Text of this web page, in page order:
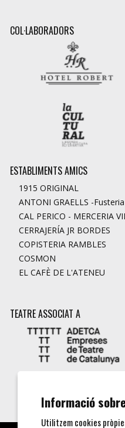
COL·LABORADORS
ESTABLIMENTS AMICS
1915 ORIGINAL
ANTONI GRAELLS -
CAL PERICO - MERCERIA
CERRAJERÍA JR BORDES
COPISTERIA RAMBLES
COSMON
EL CAFÈ DE L'ATENEU
TEATRE ASSOCIAT A
Informació
Utilitzem cookies